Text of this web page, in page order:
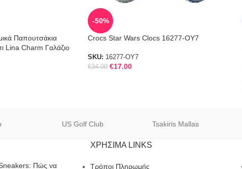
Παπουτσάκια
Lina Charm Γαλάζιο
-50%
Crocs Star Wars Clocs 16277-OY7
SKU: 16277-OY7
€34.00 €17.00
US Golf Club Tsakiris Mallas
Πώς να
ΧΡΗΣΙΜΑ LINKS
Τρόποι Πληρωμής